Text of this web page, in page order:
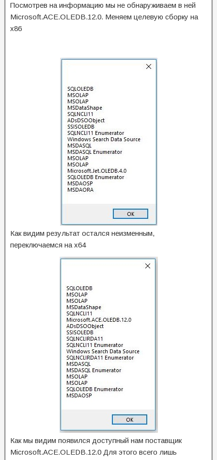
Посмотрев на информацию мы не обнаруживаем в ней
Microsoft.ACE.OLEDB.12.0. Меняем целевую сборку на
x86
Как видим результат остался неизменным,
переключаемся на x64
Как мы видим появился доступный нам поставщик
Microsoft.ACE.OLEDB.12.0 Для этого всего лишь